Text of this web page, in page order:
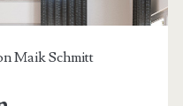
Maik Schmitt